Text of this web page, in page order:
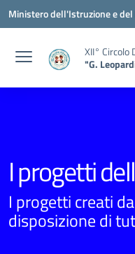
Vai ai contenuti
Vai al menu di navigazione
Vai al footer
Ministero dell'Istruzione e
XII° Circolo
"G.
I progetti
I progetti creati
disposizione di